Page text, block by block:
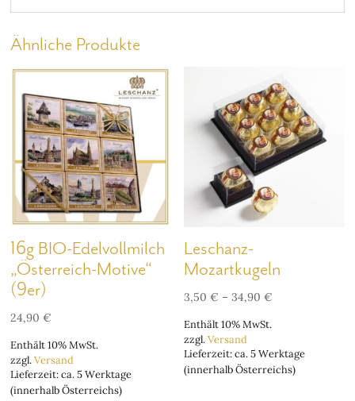
Ähnliche Produkte
16g BIO-Edelvollmilch
„Österreich-Motive“
(9er)
24,90€
Enthält 10% MwSt.
zzgl.Versand
Lieferzeit: ca. 5 Werktage
(innerhalb Österreichs)
Leschanz-
Mozartkugeln
3,50€ –34,90€
Enthält 10% MwSt.
zzgl.Versand
Lieferzeit: ca. 5 Werktage
(innerhalb Österreichs)